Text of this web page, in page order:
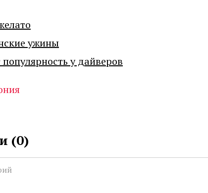
ужины
у дайверов
(0)